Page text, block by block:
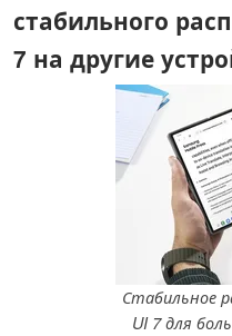
стабильного
7 на другие
Стабильное
UI 7 для